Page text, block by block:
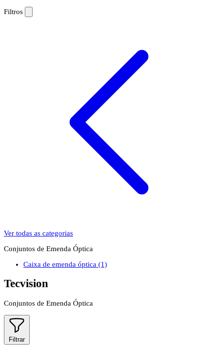
Filtros
Ver todas as categorias
Conjuntos de Emenda Óptica
Caixa de emenda óptica (1)
Tecvision
Conjuntos de Emenda Óptica
Filtrar